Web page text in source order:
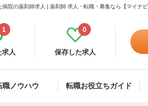
院の薬剤師求人 | 薬剤師 求人・転職・募集なら【マイナビ
人
1
保存した求人
0
職ノウハウ 転職お役立ちガイド